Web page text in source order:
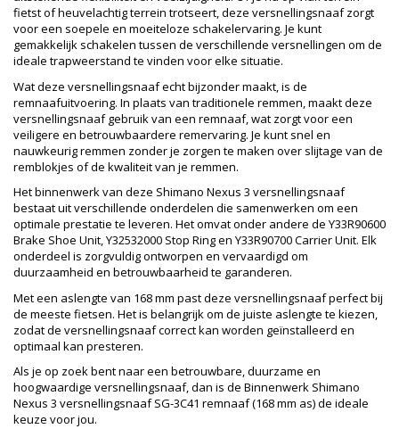
fietst of heuvelachtig terrein trotseert, deze versnellingsnaaf zorgt
voor een soepele en moeiteloze schakelervaring. Je kunt
gemakkelijk schakelen tussen de verschillende versnellingen om de
ideale trapweerstand te vinden voor elke situatie.
Wat deze versnellingsnaaf echt bijzonder maakt, is de
remnaafuitvoering. In plaats van traditionele remmen, maakt deze
versnellingsnaaf gebruik van een remnaaf, wat zorgt voor een
veiligere en betrouwbaardere remervaring. Je kunt snel en
nauwkeurig remmen zonder je zorgen te maken over slijtage van de
remblokjes of de kwaliteit van je remmen.
Het binnenwerk van deze Shimano Nexus 3 versnellingsnaaf
bestaat uit verschillende onderdelen die samenwerken om een
optimale prestatie te leveren. Het omvat onder andere de Y33R90600
Brake Shoe Unit, Y32532000 Stop Ring en Y33R90700 Carrier Unit. Elk
onderdeel is zorgvuldig ontworpen en vervaardigd om
duurzaamheid en betrouwbaarheid te garanderen.
Met een aslengte van 168 mm past deze versnellingsnaaf perfect bij
de meeste fietsen. Het is belangrijk om de juiste aslengte te kiezen,
zodat de versnellingsnaaf correct kan worden geïnstalleerd en
optimaal kan presteren.
Als je op zoek bent naar een betrouwbare, duurzame en
hoogwaardige versnellingsnaaf, dan is de Binnenwerk Shimano
Nexus 3 versnellingsnaaf SG-3C41 remnaaf (168 mm as) de ideale
keuze voor jou.